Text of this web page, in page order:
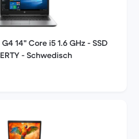
14" Core i5 1.6 GHz - SSD
- Schwedisch